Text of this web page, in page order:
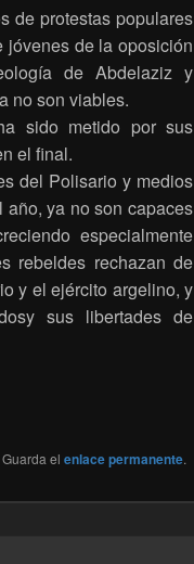
de protestas populares
jóvenes de la oposición
de Abdelaziz y
no son viables.
sido metido por sus
el final.
del Polisario y medios
ya no son capaces
especialmente
rebeldes rechazan de
y el ejército argelino, y
sus libertades de
Guarda el enlace permanente.